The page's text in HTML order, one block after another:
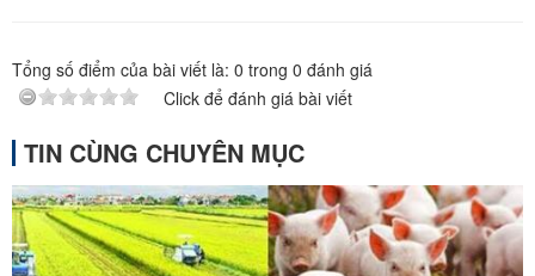
Tổng số điểm của bài viết là: 0 trong 0 đánh giá
Click để đánh giá bài viết
TIN CÙNG CHUYÊN MỤC